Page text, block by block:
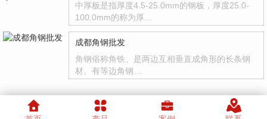
中厚板是指厚度4.5-25.0mm的钢板，厚度25.0-
100.0mm的称为厚…
成都角钢批发
角钢俗称角铁、是两边互相垂直成角形的长条钢
材。有等边角钢…